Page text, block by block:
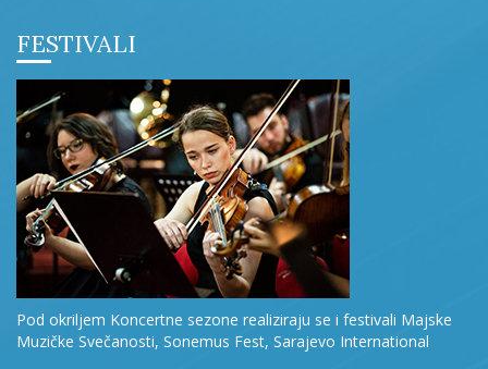
FESTIVALI
Pod okriljem Koncertne sezone realiziraju se i festivali Majske
Muzičke Svečanosti, Sonemus Fest, Sarajevo International